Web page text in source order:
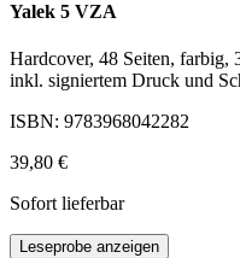
Yalek 5 VZA
Hardcover, 48 Seiten, farbig,
inkl. signiertem Druck und
ISBN: 9783968042282
39,80 €
Sofort lieferbar
Leseprobe anzeigen